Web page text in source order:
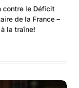
contre le Déficit
de la France –
à la traîne!